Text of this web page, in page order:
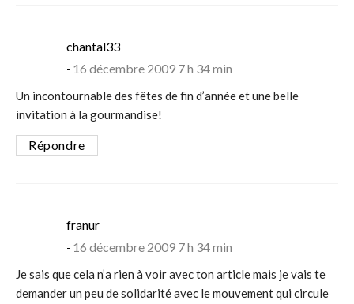
chantal33says:
16 décembre 2009 7 h 34 min
Un incontournable des fêtes de fin d’année et une belle
invitation à la gourmandise!
Répondre
franursays:
16 décembre 2009 7 h 34 min
Je sais que cela n’a rien à voir avec ton article mais je vais te
demander un peu de solidarité avec le mouvement qui circule